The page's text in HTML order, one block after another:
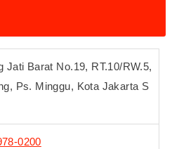
Jati Barat No.19, RT.10/RW.5,
Ps. Minggu, Kota Jakarta S
0200